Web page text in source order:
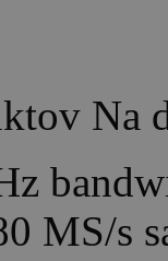
Na
MS/s